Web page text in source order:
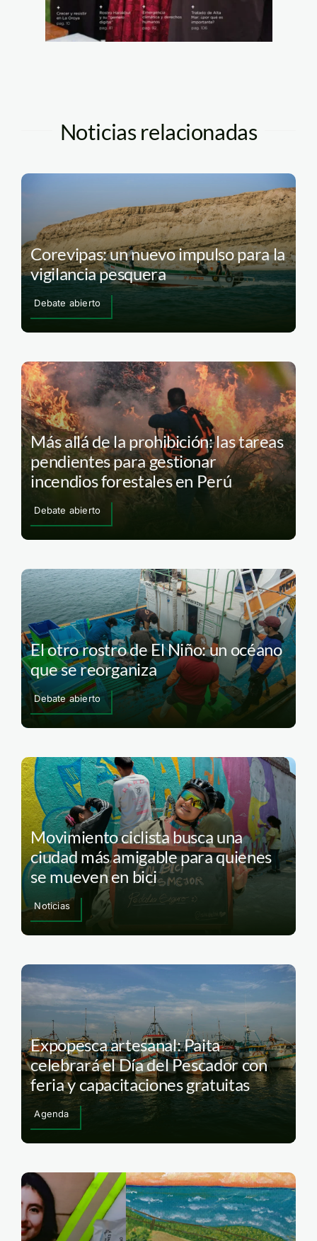
Noticias relacionadas
Corevipas: un nuevo impulso para la
vigilancia pesquera
Debate abierto
Más allá de la prohibición: las tareas
pendientes para gestionar
incendios forestales en Perú
Debate abierto
El otro rostro de El Niño: un océano
que se reorganiza
Debate abierto
Movimiento ciclista busca una
ciudad más amigable para quienes
se mueven en bici
Noticias
Expopesca artesanal: Paita
celebrará el Día del Pescador con
feria y capacitaciones gratuitas
Agenda